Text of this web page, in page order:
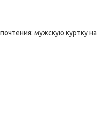
мужскую куртку на